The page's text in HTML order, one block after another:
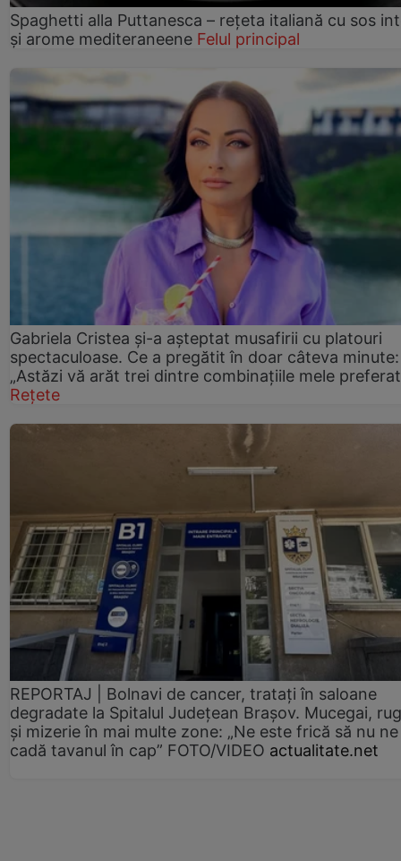
Spaghetti alla Puttanesca – rețeta italiană cu sos
și arome mediteraneene Felul principal
Gabriela Cristea și-a așteptat musafirii cu platouri
spectaculoase. Ce a pregătit în doar câteva minute:
„Astăzi vă arăt trei dintre combinațiile mele
Rețete
REPORTAJ | Bolnavi de cancer, tratați în saloane
degradate la Spitalul Județean Brașov. Mucegai,
și mizerie în mai multe zone: „Ne este frică să nu ne
cadă tavanul în cap” FOTO/VIDEO actualitate.net